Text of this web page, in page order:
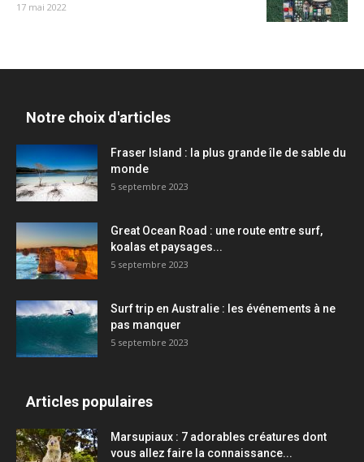
17 mai 2022
Notre choix d'articles
Fraser Island : la plus grande île de sable du
monde
5 septembre 2023
Great Ocean Road : une route entre surf,
koalas et paysages...
5 septembre 2023
Surf trip en Australie : les événements à ne
pas manquer
5 septembre 2023
Articles populaires
Marsupiaux : 7 adorables créatures dont
vous allez faire la connaissance...